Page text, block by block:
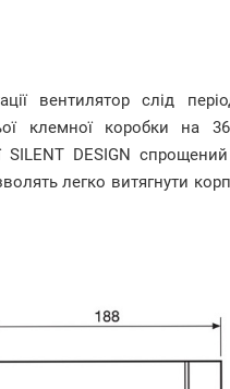
вентилятор слід
клемної коробки на
SILENT DESIGN
легко витягнути